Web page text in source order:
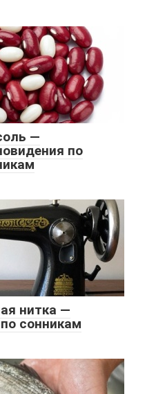
—
по
нитка —
сонникам